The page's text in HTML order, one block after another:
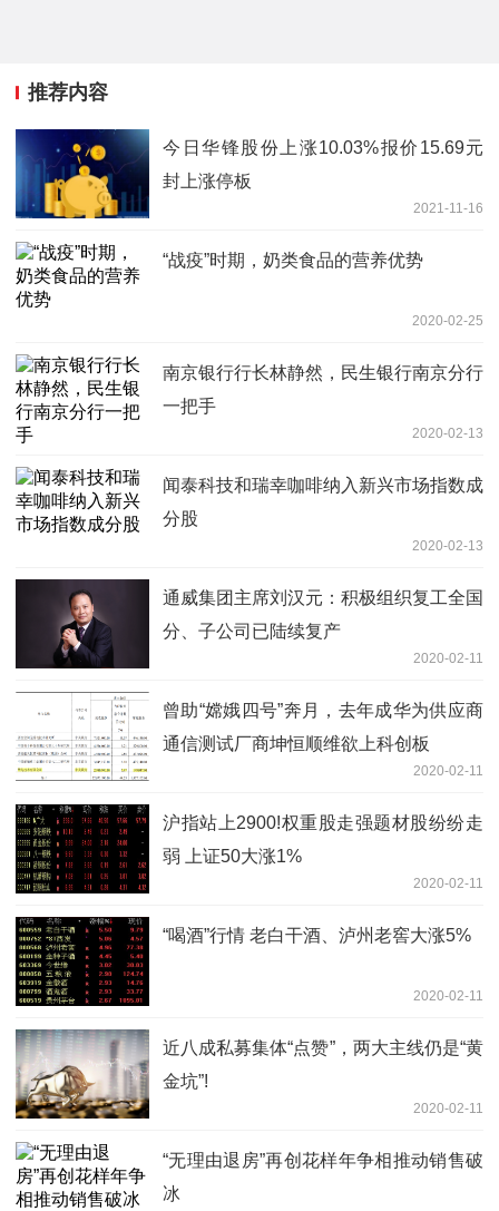
推荐内容
今日华锋股份上涨10.03%报价15.69元
封上涨停板
2021-11-16
“战疫”时期，奶类食品的营养优势
2020-02-25
南京银行行长林静然，民生银行南京分行
一把手
2020-02-13
闻泰科技和瑞幸咖啡纳入新兴市场指数成
分股
2020-02-13
通威集团主席刘汉元：积极组织复工全国
分、子公司已陆续复产
2020-02-11
曾助“嫦娥四号”奔月，去年成华为供应商
通信测试厂商坤恒顺维欲上科创板
2020-02-11
沪指站上2900!权重股走强题材股纷纷走
弱 上证50大涨1%
2020-02-11
“喝酒”行情 老白干酒、泸州老窖大涨5%
2020-02-11
近八成私募集体“点赞”，两大主线仍是“黄
金坑”!
2020-02-11
“无理由退房”再创花样年争相推动销售破
冰